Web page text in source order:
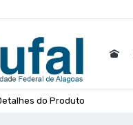
do Produto